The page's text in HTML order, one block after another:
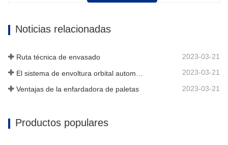
Noticias relacionadas
Ruta técnica de envasado 2023-03-21
2023-03-21
Ventajas de la enfardadora de paletas 2023-03-21
Productos populares